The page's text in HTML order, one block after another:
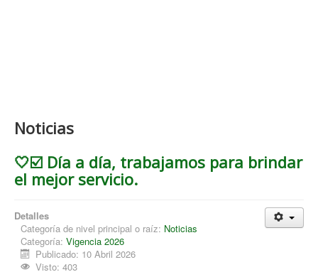
Noticias
🤍☑️ Día a día, trabajamos para brindar
el mejor servicio.
Detalles
Categoría de nivel principal o raíz: Noticias
Categoría: Vigencia 2026
Publicado: 10 Abril 2026
Visto: 403